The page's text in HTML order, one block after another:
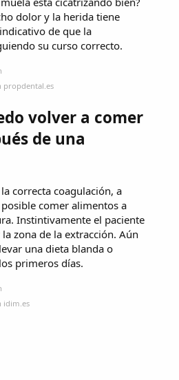
dolor y la herida tiene
de que la
su curso correcto.
propdental.es
volver a comer
de una
correcta coagulación, a
comer alimentos a
Instintivamente el paciente
zona de la extracción. Aún
una dieta blanda o
primeros días.
idim.es